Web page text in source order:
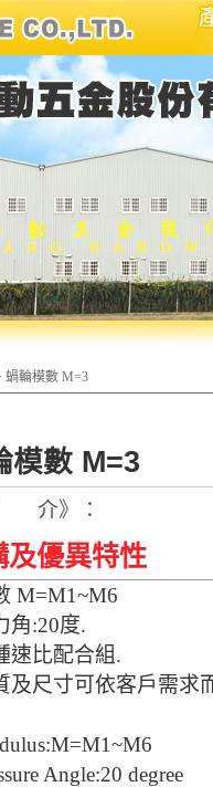
蝸輪模數 M=3
模數 M=3
介》：
及優異特性
M=M1~M6
角:20度.
速比配合組.
及尺寸可依客戶需求
Angle:20 degree